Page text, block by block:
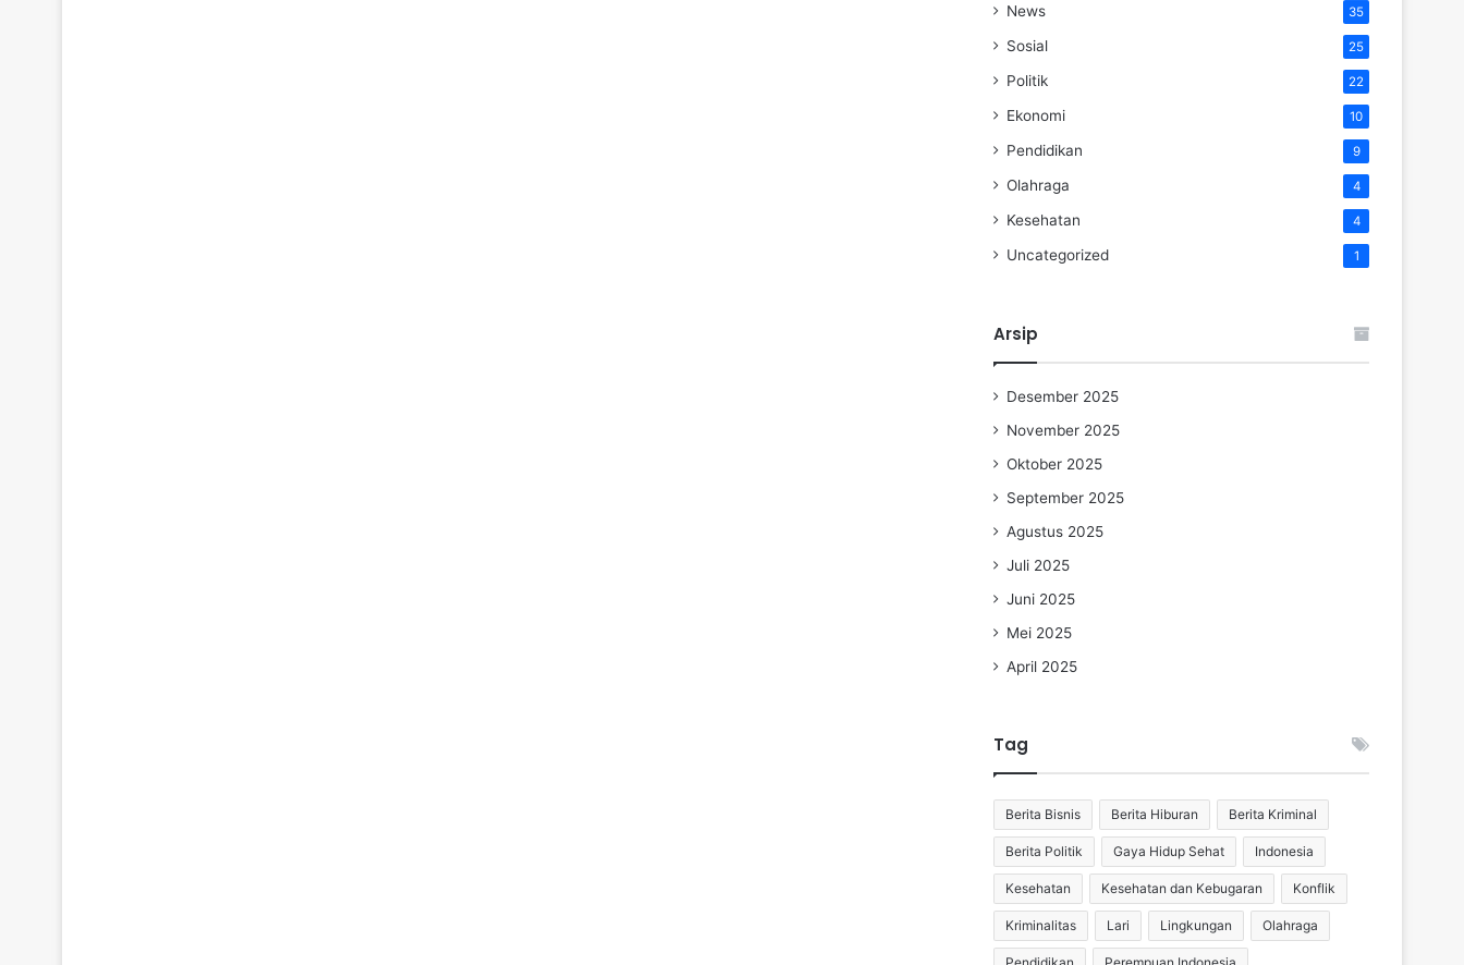
News 35
Sosial 25
Politik 22
Ekonomi 10
Pendidikan 9
Olahraga 4
Kesehatan 4
Uncategorized 1
Arsip
Desember 2025
November 2025
Oktober 2025
September 2025
Agustus 2025
Juli 2025
Juni 2025
Mei 2025
April 2025
Tag
Berita Bisnis Berita Hiburan Berita Kriminal
Berita Politik Gaya Hidup Sehat Indonesia
Kesehatan Kesehatan dan Kebugaran Konflik
Kriminalitas Lari Lingkungan Olahraga